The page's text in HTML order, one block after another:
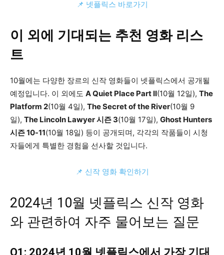
📌 넷플릭스 바로가기
이 외에 기대되는 추천 영화 리스
트
10월에는 다양한 장르의 신작 영화들이 넷플릭스에서 공개될
예정입니다. 이 외에도 A Quiet Place Part II(10월 12일), The
Platform 2(10월 4일), The Secret of the River(10월 9
일), The Lincoln Lawyer 시즌 3(10월 17일), Ghost Hunters
시즌 10-11(10월 18일) 등이 공개되며, 각각의 작품들이 시청
자들에게 특별한 경험을 선사할 것입니다​.
📌 신작 영화 확인하기
2024년 10월 넷플릭스 신작 영화
와 관련하여 자주 물어보는 질문
Q1: 2024년 10월 넷플릭스에서 가장 기대